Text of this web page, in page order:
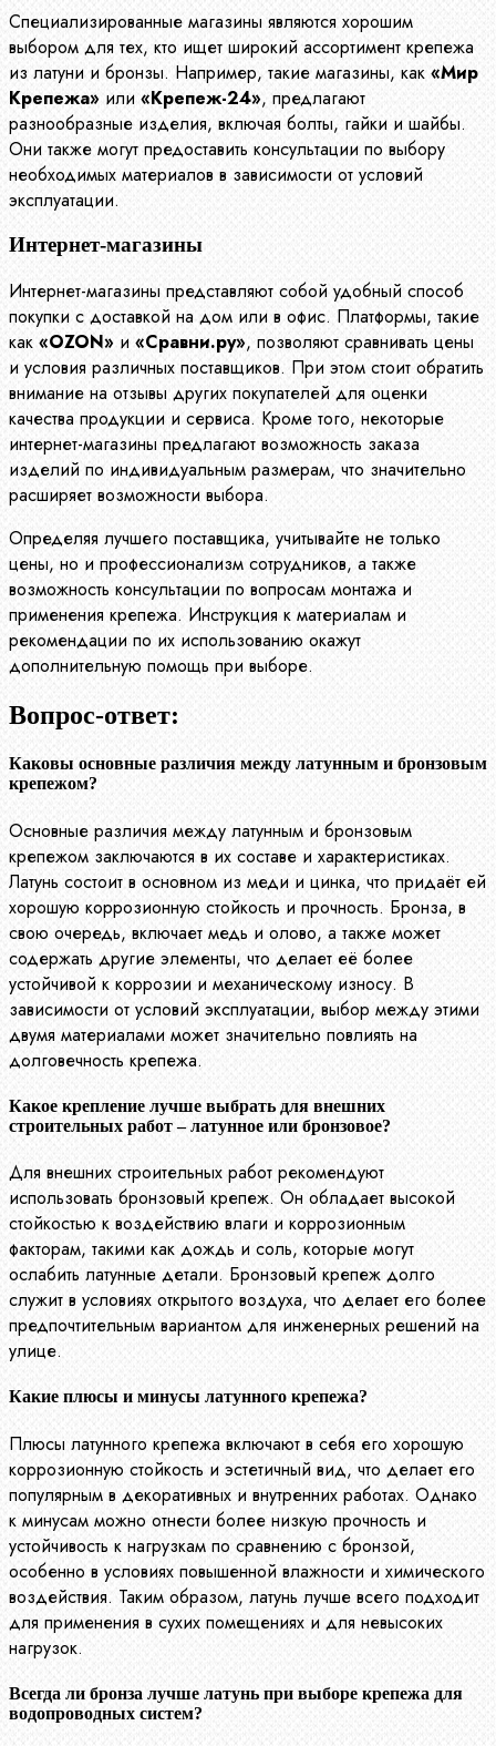
Специализированные магазины являются хорошим
выбором для тех, кто ищет широкий ассортимент крепежа
из латуни и бронзы. Например, такие магазины, как «Мир
Крепежа» или «Крепеж-24», предлагают
разнообразные изделия, включая болты, гайки и шайбы.
Они также могут предоставить консультации по выбору
необходимых материалов в зависимости от условий
эксплуатации.
Интернет-магазины
Интернет-магазины представляют собой удобный способ
покупки с доставкой на дом или в офис. Платформы, такие
как «OZON» и «Сравни.ру», позволяют сравнивать цены
и условия различных поставщиков. При этом стоит обратить
внимание на отзывы других покупателей для оценки
качества продукции и сервиса. Кроме того, некоторые
интернет-магазины предлагают возможность заказа
изделий по индивидуальным размерам, что значительно
расширяет возможности выбора.
Определяя лучшего поставщика, учитывайте не только
цены, но и профессионализм сотрудников, а также
возможность консультации по вопросам монтажа и
применения крепежа. Инструкция к материалам и
рекомендации по их использованию окажут
дополнительную помощь при выборе.
Вопрос-ответ:
Каковы основные различия между латунным и бронзовым
крепежом?
Основные различия между латунным и бронзовым
крепежом заключаются в их составе и характеристиках.
Латунь состоит в основном из меди и цинка, что придаёт ей
хорошую коррозионную стойкость и прочность. Бронза, в
свою очередь, включает медь и олово, а также может
содержать другие элементы, что делает её более
устойчивой к коррозии и механическому износу. В
зависимости от условий эксплуатации, выбор между этими
двумя материалами может значительно повлиять на
долговечность крепежа.
Какое крепление лучше выбрать для внешних
строительных работ – латунное или бронзовое?
Для внешних строительных работ рекомендуют
использовать бронзовый крепеж. Он обладает высокой
стойкостью к воздействию влаги и коррозионным
факторам, такими как дождь и соль, которые могут
ослабить латунные детали. Бронзовый крепеж долго
служит в условиях открытого воздуха, что делает его более
предпочтительным вариантом для инженерных решений на
улице.
Какие плюсы и минусы латунного крепежа?
Плюсы латунного крепежа включают в себя его хорошую
коррозионную стойкость и эстетичный вид, что делает его
популярным в декоративных и внутренних работах. Однако
к минусам можно отнести более низкую прочность и
устойчивость к нагрузкам по сравнению с бронзой,
особенно в условиях повышенной влажности и химического
воздействия. Таким образом, латунь лучше всего подходит
для применения в сухих помещениях и для невысоких
нагрузок.
Всегда ли бронза лучше латунь при выборе крепежа для
водопроводных систем?